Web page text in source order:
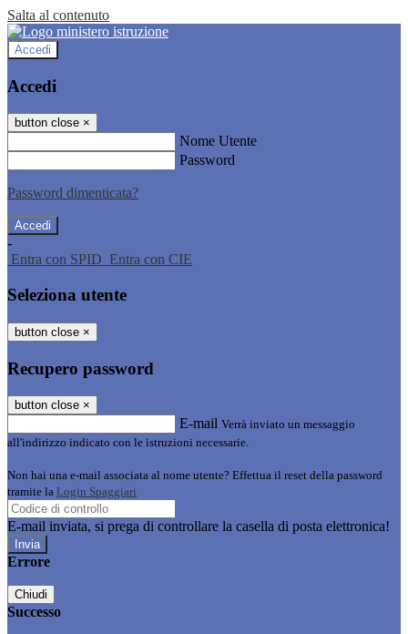
Salta al contenuto
Accedi
Accedi
button close ×
Nome Utente
Password
Password dimenticata?
-
Entra con SPID Entra con CIE
Seleziona utente
button close ×
Recupero password
button close ×
E-mail Verrà inviato un messaggio
all'indirizzo indicato con le istruzioni necessarie.
Non hai una e-mail associata al nome utente? Effettua il reset della password
tramite la Login Spaggiari
E-mail inviata, si prega di controllare la casella di posta elettronica!
Errore
Chiudi
Successo